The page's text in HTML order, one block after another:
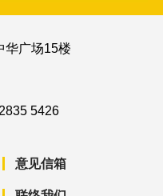
华广场15楼
5426
意见信箱